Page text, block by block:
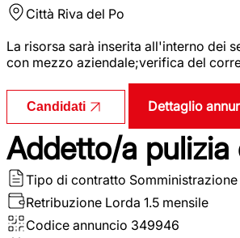
Città Riva del Po
La risorsa sarà inserita all'interno dei
con mezzo aziendale;verifica del
Candidati Dettaglio
Addetto/a
Tipo di contratto Somministrazione
Retribuzione Lorda 1.5 mensile
Codice annuncio 349946